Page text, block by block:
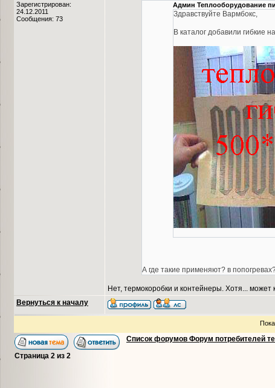
Зарегистрирован:
24.12.2011
Сообщения: 73
Админ Теплооборудование
Здравствуйте Вармбокс,
В каталог добавили гибкие
А где такие применяют? в
Нет, термокоробки и контейнеры. Хотя... может
Вернуться к началу
Список форумов Форум потребителей
Страница 2 из 2